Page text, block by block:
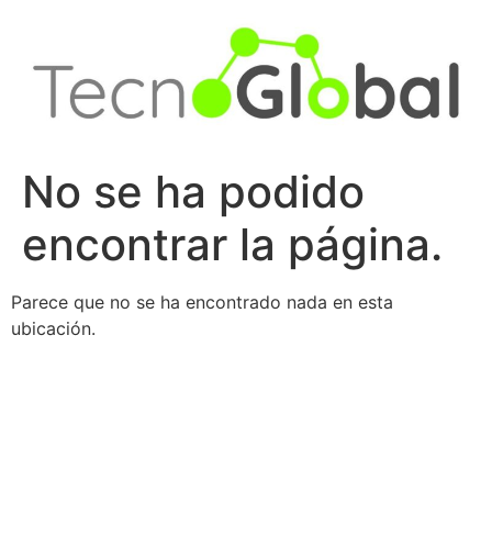
contenido
No se ha podido
encontrar la página.
Parece que no se ha encontrado nada en esta
ubicación.